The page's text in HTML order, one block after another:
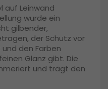
auf Leinwand
wurde ein
gilbender,
der Schutz vor
den Farben
Glanz gibt. Die
und trägt den